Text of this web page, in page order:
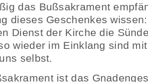
das Bußsakrament
dieses Geschenkes
Dienst der Kirche die
wieder im Einklang sind
selbst.
ist das